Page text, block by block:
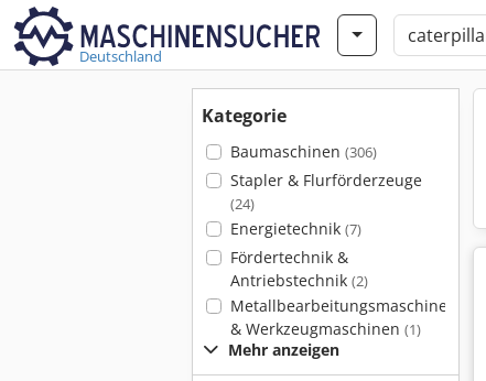
Deutschland
Kategorie
Baumaschinen (306)
Stapler & Flurförderzeuge
(24)
Energietechnik (7)
Fördertechnik &
Antriebstechnik (2)
Metallbearbeitungsmaschinen
& Werkzeugmaschinen (1)
Mehr anzeigen